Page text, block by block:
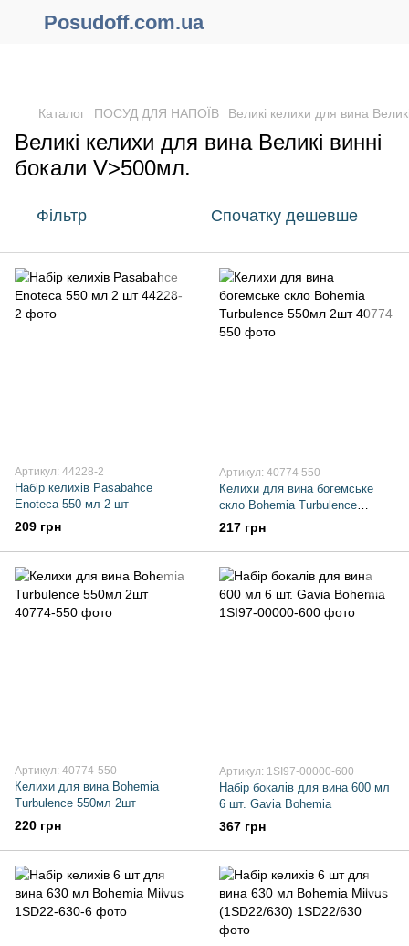
Posudoff.com.ua
Каталог ПОСУД ДЛЯ НАПОЇВ Великі келихи для вина
Великі келихи для вина Великі винні
бокали V>500мл.
Фільтр Спочатку дешевше
Артикул: 44228-2
Набір келихів Pasabahce
Enoteca 550 мл 2 шт
209 грн
Артикул: 40774 550
Келихи для вина богемське
скло Bohemia Turbulence
550мл 2шт
217 грн
Артикул: 40774-550
Келихи для вина Bohemia
Turbulence 550мл 2шт
220 грн
Артикул: 1SI97-00000-600
Набір бокалів для вина 600 мл
6 шт. Gavia Bohemia
367 грн